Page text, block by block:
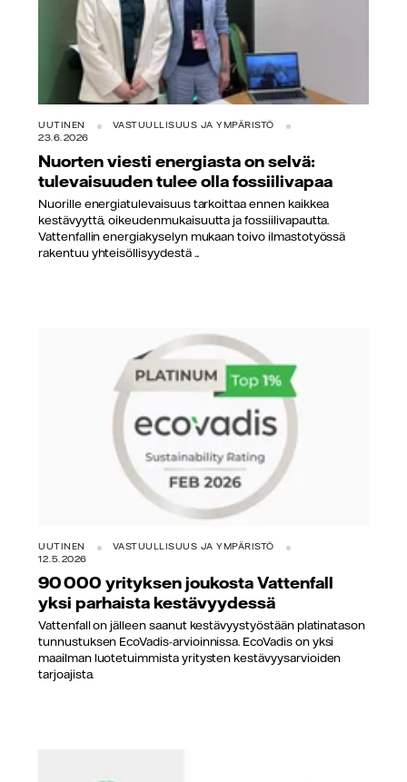
UUTINEN
VASTUULLISUUS JA YMPÄRISTÖ
23.6.2026
Nuorten viesti energiasta on selvä:
tulevaisuuden tulee olla fossiilivapaa
Nuorille energiatulevaisuus tarkoittaa ennen kaikkea
kestävyyttä, oikeudenmukaisuutta ja fossiilivapautta.
Vattenfallin energiakyselyn mukaan toivo ilmastotyössä
rakentuu yhteisöllisyydestä ...
UUTINEN
VASTUULLISUUS JA YMPÄRISTÖ
12.5.2026
90 000 yrityksen joukosta Vattenfall
yksi parhaista kestävyydessä
Vattenfall on jälleen saanut kestävyystyöstään platinatason
tunnustuksen EcoVadis-arvioinnissa. EcoVadis on yksi
maailman luotetuimmista yritysten kestävyysarvioiden
tarjoajista.